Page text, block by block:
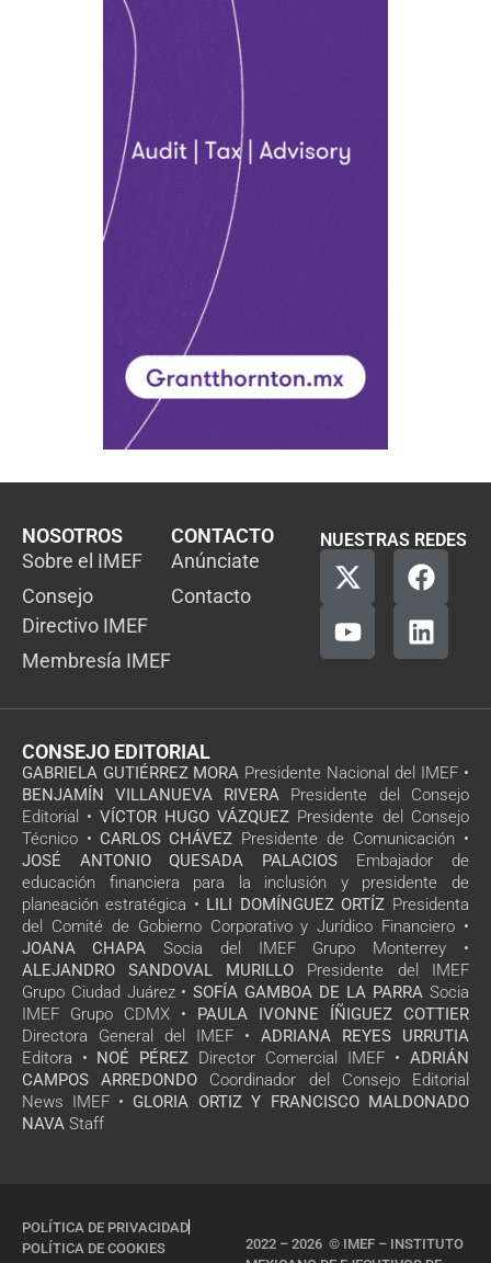
NOSOTROS
Sobre el IMEF
Consejo
Directivo IMEF
Membresía IMEF
CONTACTO
Anúnciate
Contacto
NUESTRAS REDES
CONSEJO EDITORIAL
GABRIELA GUTIÉRREZ MORA Presidente Nacional del IMEF •
BENJAMÍN VILLANUEVA RIVERA Presidente del Consejo
Editorial • VÍCTOR HUGO VÁZQUEZ Presidente del Consejo
Técnico • CARLOS CHÁVEZ Presidente de Comunicación •
JOSÉ ANTONIO QUESADA PALACIOS Embajador de
educación financiera para la inclusión y presidente de
planeación estratégica • LILI DOMÍNGUEZ ORTÍZ Presidenta
del Comité de Gobierno Corporativo y Jurídico Financiero •
JOANA CHAPA Socia del IMEF Grupo Monterrey •
ALEJANDRO SANDOVAL MURILLO Presidente del IMEF
Grupo Ciudad Juárez • SOFÍA GAMBOA DE LA PARRA Socia
IMEF Grupo CDMX • PAULA IVONNE ÍÑIGUEZ COTTIER
Directora General del IMEF • ADRIANA REYES URRUTIA
Editora • NOÉ PÉREZ Director Comercial IMEF • ADRIÁN
CAMPOS ARREDONDO Coordinador del Consejo Editorial
News IMEF • GLORIA ORTIZ Y FRANCISCO MALDONADO
NAVA Staff
2022 – 2026 © IMEF – INSTITUTO
POLÍTICA DE PRIVACIDAD
POLÍTICA DE COOKIES